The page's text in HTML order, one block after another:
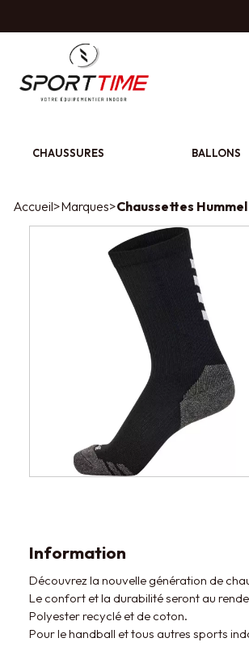
CHAUSSURES BALLONS
Accueil>Marques>Chaussettes
Information
Découvrez la nouvelle génération de
Le confort et la durabilité seront au
Polyester recyclé et de coton.
Pour le handball et tous autres sports